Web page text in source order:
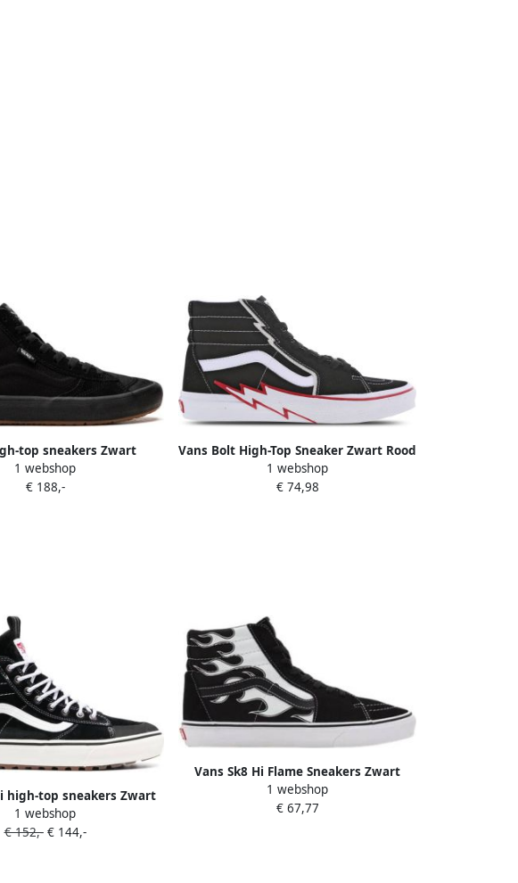
top sneakers Zwart
1 webshop
€ 188,-
Vans Bolt High-Top Sneaker Zwart Rood
1 webshop
€ 74,98
high-top sneakers Zwart
1 webshop
€ 152,-€ 144,-
Vans Sk8 Hi Flame Sneakers Zwart
Heren
1 webshop
€ 67,77